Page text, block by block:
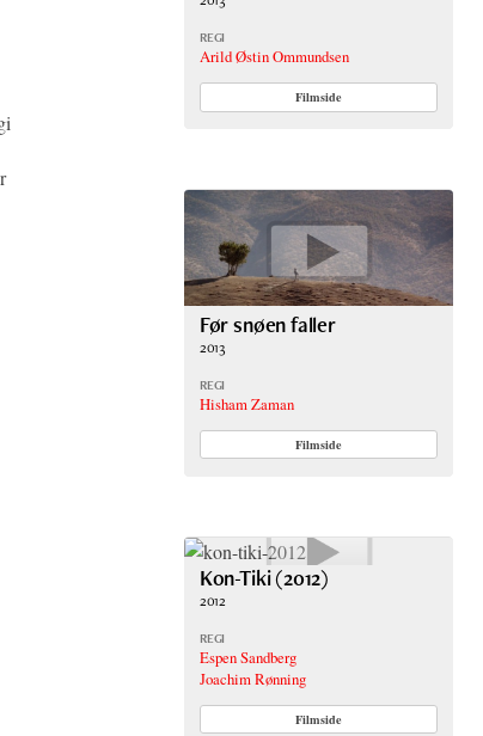
REGI
Arild Østin Ommundsen
Filmside
Før snøen faller
2013
REGI
Hisham Zaman
Filmside
Kon-Tiki (2012)
2012
REGI
Espen Sandberg
Joachim Rønning
Filmside